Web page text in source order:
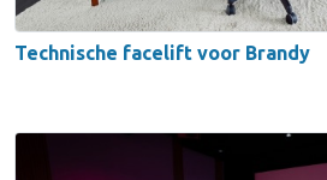
Technische facelift voor Brandy